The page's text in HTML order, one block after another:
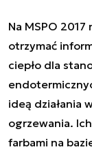
Na MSPO
otrzymać
ciepło dla
ideą działania
ogrzewania.
farbami na